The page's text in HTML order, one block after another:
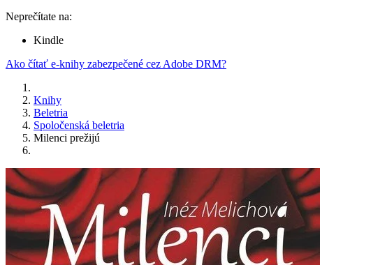
Neprečítate na:
Kindle
Ako čítať e-knihy zabezpečené cez Adobe DRM?
Knihy
Beletria
Spoločenská beletria
Milenci prežijú